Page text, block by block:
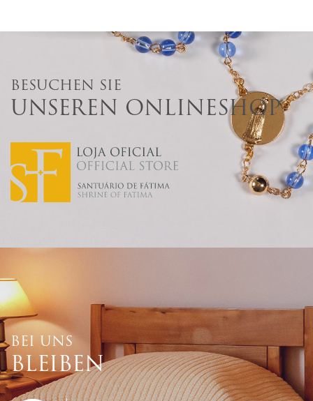
BESUCHEN SIE
UNSEREN ONLINESHOP
BEI UNS
BLEIBEN